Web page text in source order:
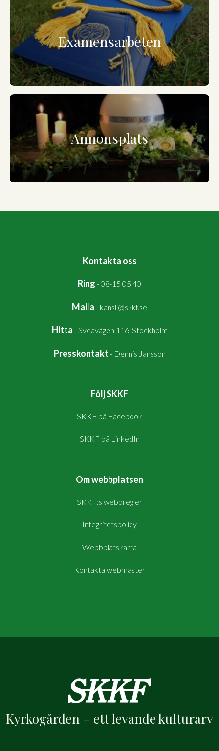
Examensarbeten
Annonsplats
Kontakta oss
Ring -08-15 05 40
Maila - kansli@skkf.se
Hitta -Sveavägen 116, Stockholm
Presskontakt - Dennis Jansson
Följ SKKF
SKKF på Facebook
SKKF på LinkedIn
Om webbplatsen
SKKF:s webbregler
Integritetspolicy
Webbplatskarta
Kontakta webmaster
Kyrkogården – ett levande kulturarv